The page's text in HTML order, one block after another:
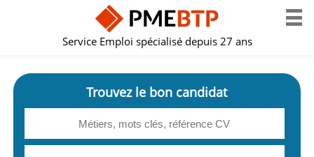
Service Emploi spécialisé depuis 27 ans
Trouvez le bon candidat